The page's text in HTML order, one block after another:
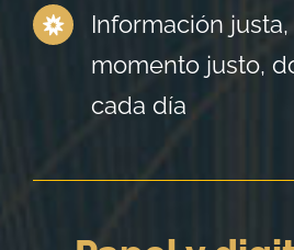
Información
momento justo,
cada día